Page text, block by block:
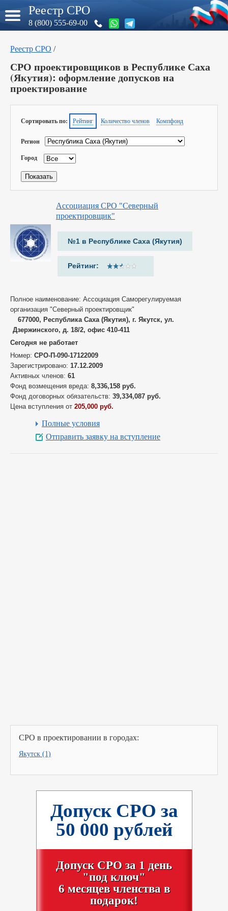
Реестр СРО
8 (800) 555-69-00
Реестр СРО /
СРО проектировщиков в Республике Саха
(Якутия): оформление допусков на
проектирование
Сортировать по: Рейтинг Количество членов Компфонд
Регион
Город
Ассоциация СРО "Северный
проектировщик"
№1 в Республике Саха (Якутия)
Рейтинг:
Полное наименование: Ассоциация Саморегулируемая
организация "Северный проектировщик"
677000, Республика Саха (Якутия), г. Якутск, ул.
Дзержинского, д. 18/2, офис 410-411
Сегодня не работает
Номер: СРО-П-090-17122009
Зарегистрировано: 17.12.2009
Активных членов: 61
Фонд возмещения вреда: 8,336,158 руб.
Фонд договорных обязательств: 39,334,087 руб.
Цена вступления от 205,000 руб.
Полные условия
Отправить заявку на вступление
СРО в проектировании в городах:
Якутск (1)
Допуск СРО за
50 000 рублей
Допуск СРО за 1 день
"под ключ"
6 месяцев членства в
подарок!